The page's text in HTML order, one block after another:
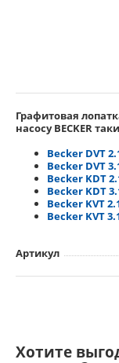
Графитовая
насосу BECKER
Becker DVT
Becker DVT
Becker KDT
Becker KDT
Becker KVT
Becker KVT
Артикул
Хотите